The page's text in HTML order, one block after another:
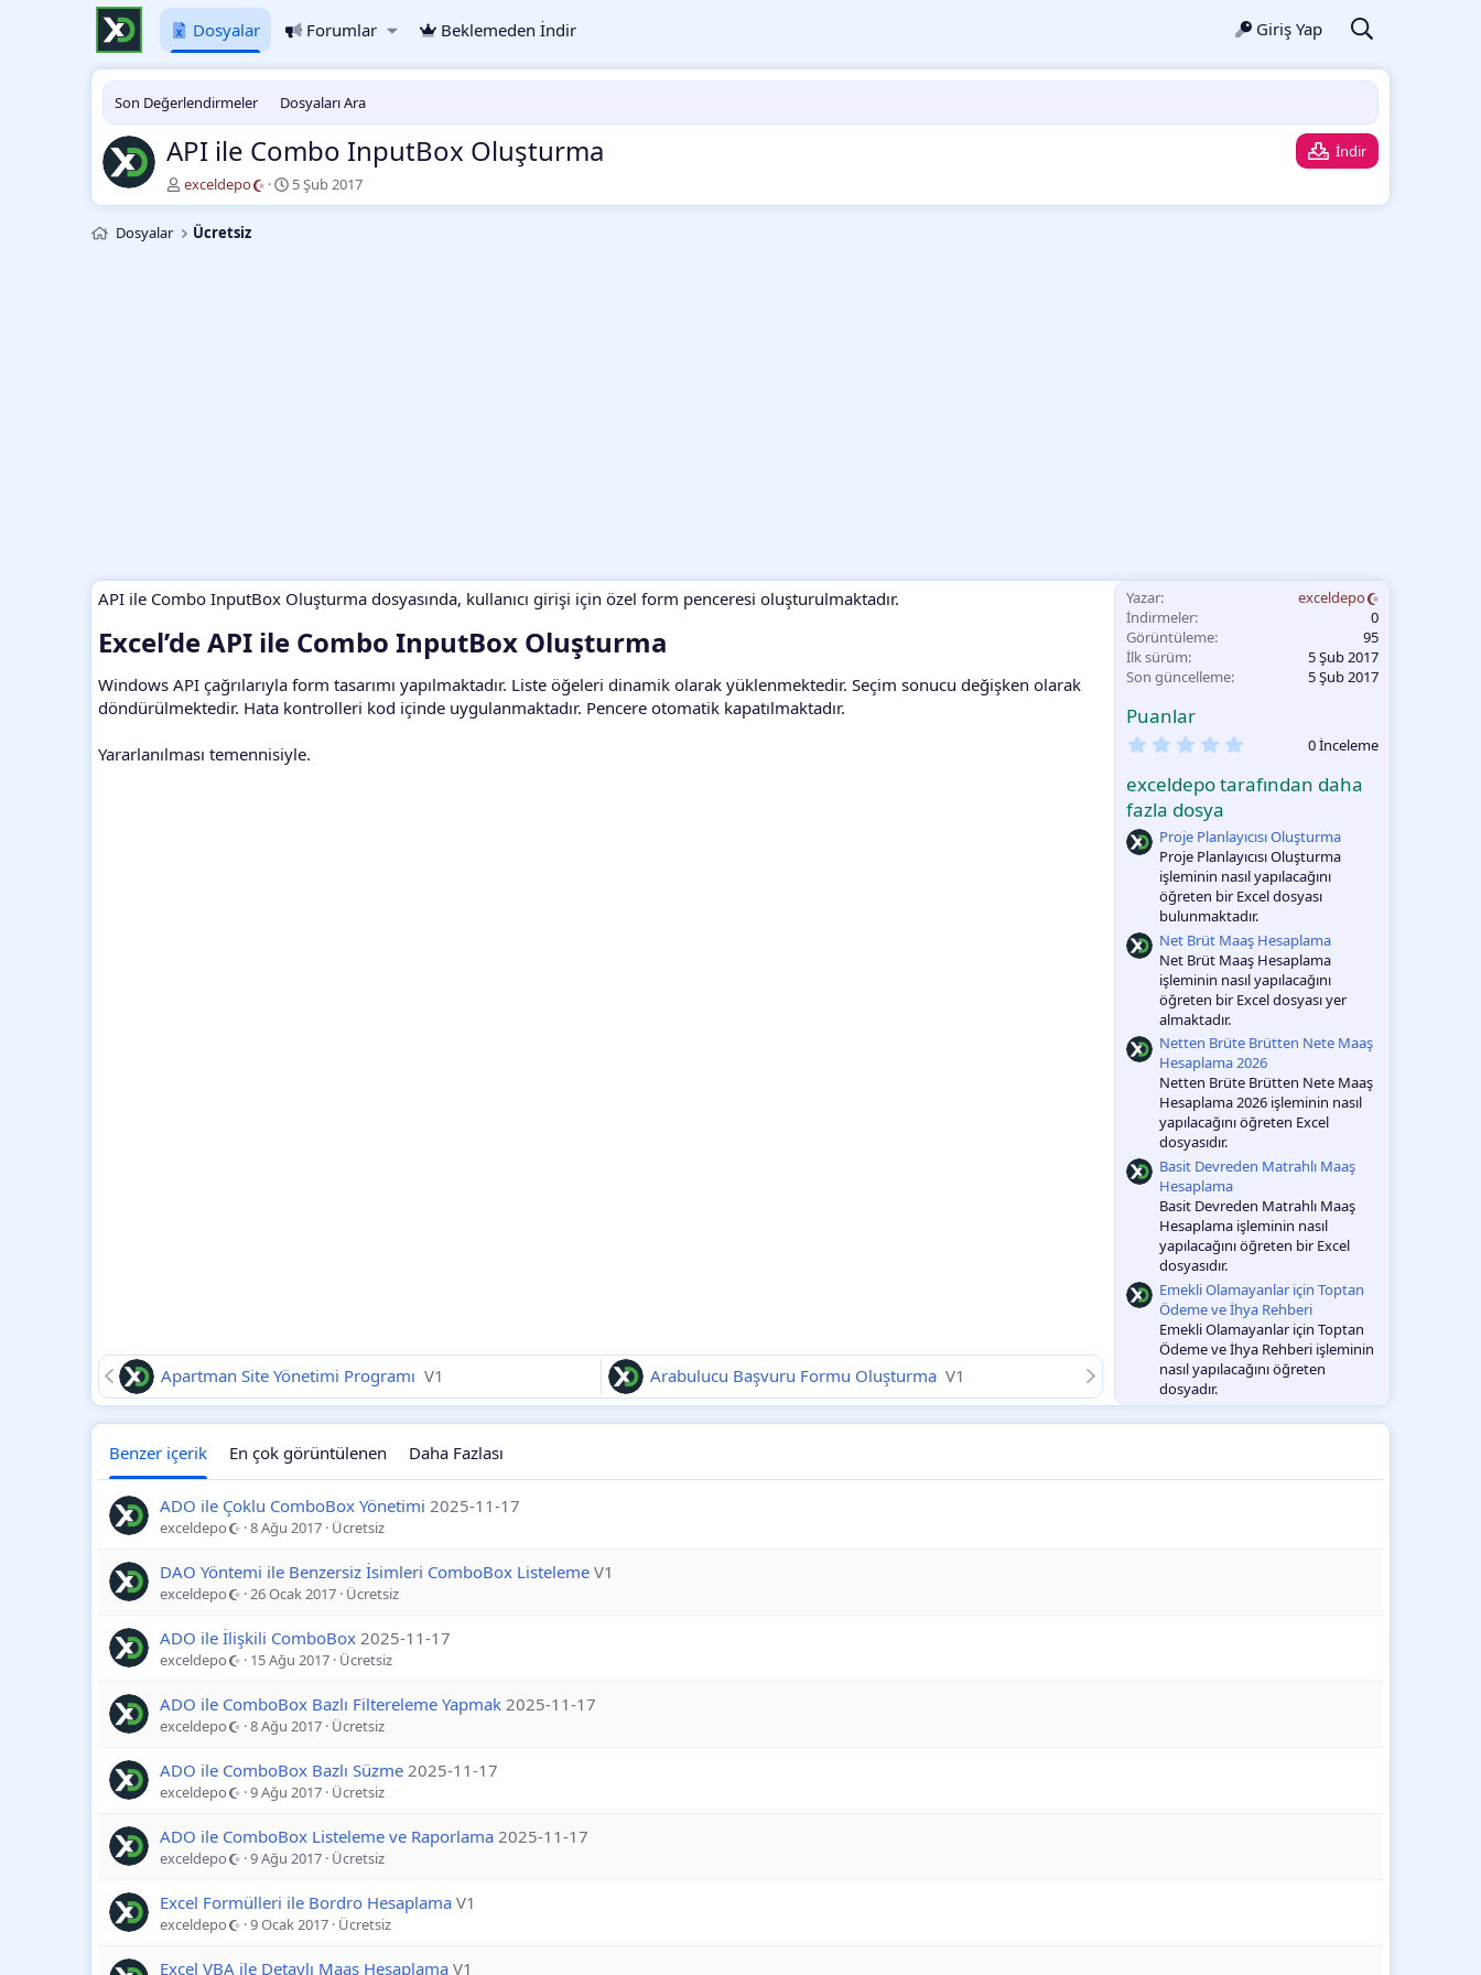
Dosyalar Forumlar Beklemeden İndir Giriş Yap
Son Değerlendirmeler Dosyaları Ara
API ile Combo InputBox Oluşturma
İndir
Y
a
a
exceldepo
O
l
5 Şub 2017
Dosyalar Ücretsiz
API ile Combo InputBox Oluşturma dosyasında, kullanıcı girişi için özel form penceresi oluşturulmaktadır.
Excel’de API ile Combo InputBox Oluşturma​
Windows API çağrılarıyla form tasarımı yapılmaktadır. Liste öğeleri dinamik olarak yüklenmektedir. Seçim sonucu değişken olarak
döndürülmektedir. Hata kontrolleri kod içinde uygulanmaktadır. Pencere otomatik kapatılmaktadır.
Yararlanılması temennisiyle.
Apartman Site Yönetimi Programı V1 Arabulucu Başvuru Formu Oluşturma V1
Yazar
exceldepo
İndirmeler
0
Görüntüleme
95
İlk sürüm
5 Şub 2017
Son güncelleme
5 Şub 2017
Puanlar
0
l
a
m
a
0 İnceleme
exceldepo tarafından daha
fazla dosya
Proje Planlayıcısı Oluşturma
Proje Planlayıcısı Oluşturma
işleminin nasıl yapılacağını
öğreten bir Excel dosyası
bulunmaktadır.
Net Brüt Maaş Hesaplama
Net Brüt Maaş Hesaplama
işleminin nasıl yapılacağını
öğreten bir Excel dosyası yer
almaktadır.
Netten Brüte Brütten Nete Maaş
Hesaplama 2026
Netten Brüte Brütten Nete Maaş
Hesaplama 2026 işleminin nasıl
yapılacağını öğreten Excel
dosyasıdır.
Basit Devreden Matrahlı Maaş
Hesaplama
Basit Devreden Matrahlı Maaş
Hesaplama işleminin nasıl
yapılacağını öğreten bir Excel
dosyasıdır.
Emekli Olamayanlar için Toptan
Ödeme ve İhya Rehberi
Emekli Olamayanlar için Toptan
Ödeme ve İhya Rehberi işleminin
nasıl yapılacağını öğreten
dosyadır.
Benzer içerik En çok görüntülenen Daha Fazlası
ADO ile Çoklu ComboBox Yönetimi 2025-11-17
exceldepo 8 Ağu 2017 Ücretsiz
DAO Yöntemi ile Benzersiz İsimleri ComboBox Listeleme V1
exceldepo 26 Ocak 2017 Ücretsiz
ADO ile İlişkili ComboBox 2025-11-17
exceldepo 15 Ağu 2017 Ücretsiz
ADO ile ComboBox Bazlı Filtereleme Yapmak 2025-11-17
exceldepo 8 Ağu 2017 Ücretsiz
ADO ile ComboBox Bazlı Süzme 2025-11-17
exceldepo 9 Ağu 2017 Ücretsiz
ADO ile ComboBox Listeleme ve Raporlama 2025-11-17
exceldepo 9 Ağu 2017 Ücretsiz
Excel Formülleri ile Bordro Hesaplama V1
exceldepo 9 Ocak 2017 Ücretsiz
Excel VBA ile Detaylı Maaş Hesaplama V1